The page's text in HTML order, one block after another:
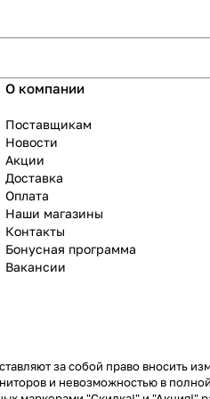
О компании
Поставщикам
Новости
Акции
Доставка
Оплата
Наши магазины
Контакты
Бонусная программа
Вакансии
за собой право вносить
и невозможностью в